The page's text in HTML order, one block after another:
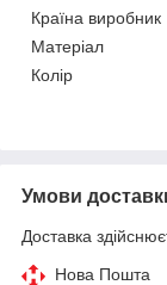
Країна виробник
Матеріал
Колір
Умови
Доставка
Нова Пошта